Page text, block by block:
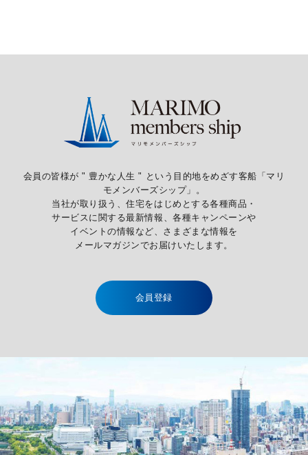
会員の皆様が " 豊かな人生 " という目的地をめざす客船「マリ
モメンバーズシップ」。
当社が取り扱う、住宅をはじめとする各種商品・
サービスに関する最新情報、各種キャンペーンや
イベントの情報など、さまざまな情報を
メールマガジンでお届けいたします。
会員登録